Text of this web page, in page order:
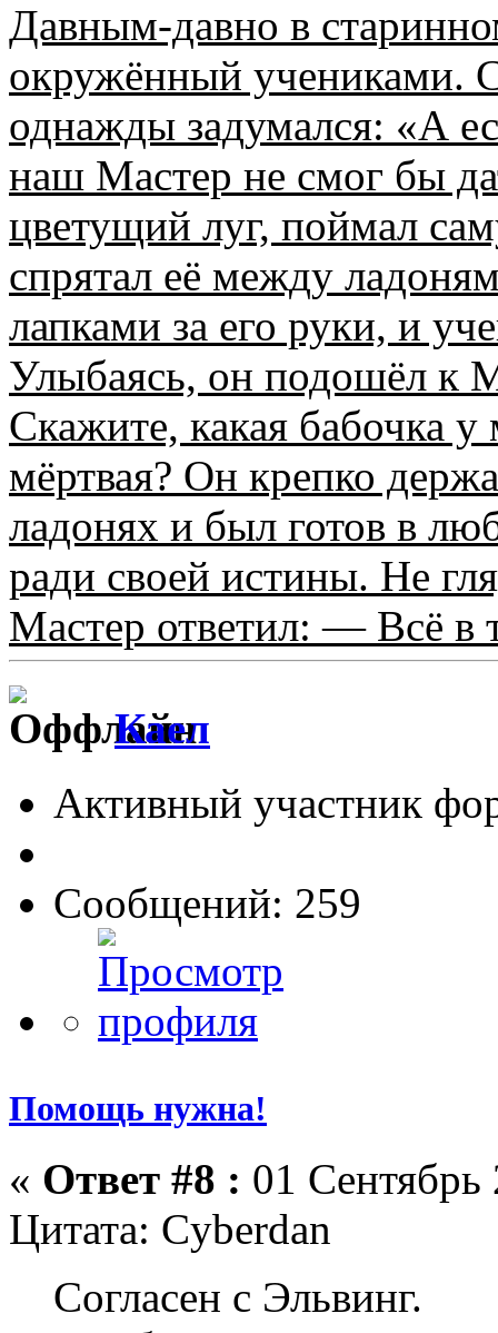
Давным-давно в
окружённый учениками.
однажды задумался: «А
наш Мастер не смог бы
цветущий луг, поймал
спрятал её между
лапками за его руки, и
Улыбаясь, он подошёл к
Скажите, какая бабочка
мёртвая? Он крепко
ладонях и был готов в
ради своей истины. Не
Мастер ответил: — Всё в
Каел
Активный участник
Сообщений: 259
Помощь нужна!
« Ответ #8 : 01
Цитата: Cyberdan
Согласен с Эльвинг.